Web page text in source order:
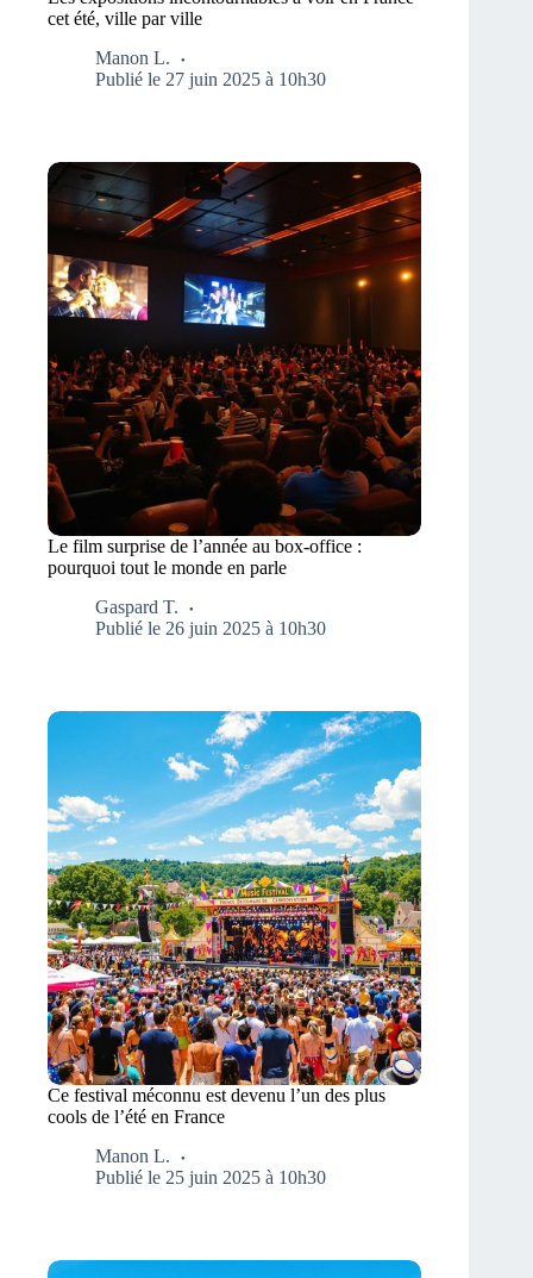
cet été, ville par ville
Manon L.
Publié le 27 juin 2025 à 10h30
Le film surprise de l’année au box-office :
pourquoi tout le monde en parle
Gaspard T.
Publié le 26 juin 2025 à 10h30
Ce festival méconnu est devenu l’un des plus
cools de l’été en France
Manon L.
Publié le 25 juin 2025 à 10h30